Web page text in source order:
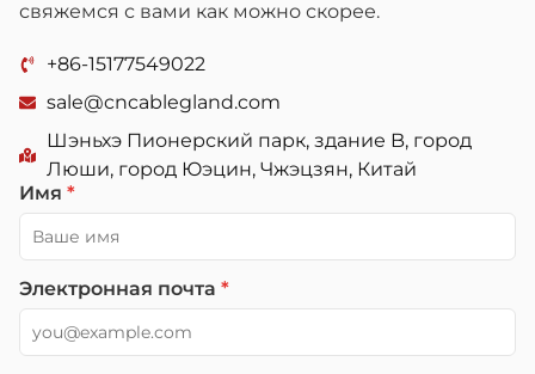
свяжемся с вами как можно скорее.
+86-15177549022
sale@cncablegland.com
Шэньхэ Пионерский парк, здание B, город
Люши, город Юэцин, Чжэцзян, Китай
Имя *
Электронная почта *